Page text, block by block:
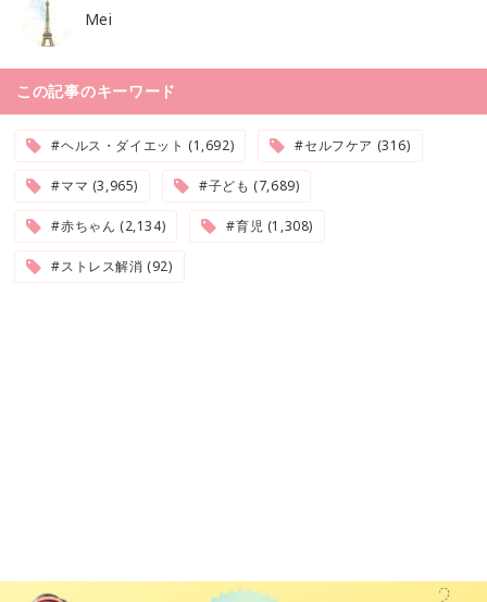
Mei
この記事のキーワード
#ヘルス・ダイエット (1,692) #セルフケア (316)
#ママ (3,965) #子ども (7,689)
#赤ちゃん (2,134) #育児 (1,308)
#ストレス解消 (92)